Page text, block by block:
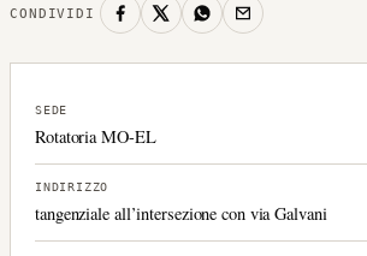
CONDIVIDI
SEDE
Rotatoria MO-EL
INDIRIZZO
tangenziale all’intersezione con via Galvani